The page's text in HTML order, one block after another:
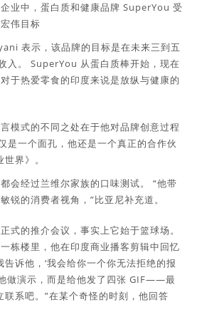
业中，蛋白质和健康品牌 SuperYou 受
伟目标
表示，该品牌的目标是在未来三到五
入。 SuperYou 从蛋白质棒开始，现在
于热爱零食的印度来说是放纵与健康的
模式的不同之处在于他对品牌创意过程
是一个面孔，他还是一个真正的合作伙
界》。
会经过兰维尔家族的口味测试。 “他带
锐的消费者视角，”比亚尼补充道。
式的推介会议，事实上它始于篮球场。
栋楼里，他在印度商业播客剪辑中回忆
诉他，‘我会给你一个你无法拒绝的报
做演示，而是给他发了四张 GIF——最
联系吧。”在某个奇怪的时刻，他回答